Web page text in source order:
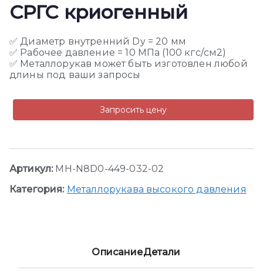
СРГС криогенный
✅ Диаметр внутренний Dy = 20 мм
✅ Рабочее давление = 10 МПа (100 кгс/см2)
✅ Металлорукав может быть изготовлен любой
длины под ваши запросы
Запросить цену
Артикул: MH-N8D0-449-032-02
Категория: Металлорукава высокого давления
ОписаниеДетали